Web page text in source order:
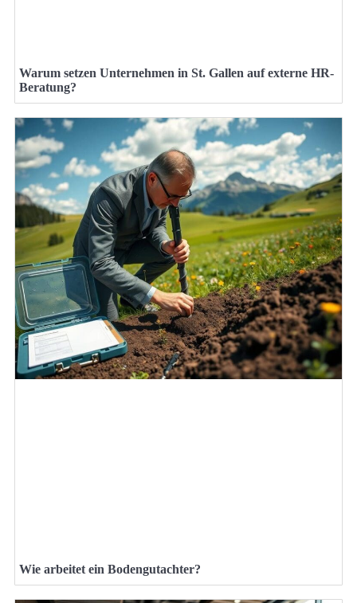
Warum setzen Unternehmen in St. Gallen auf externe HR-
Beratung?
Wie arbeitet ein Bodengutachter?